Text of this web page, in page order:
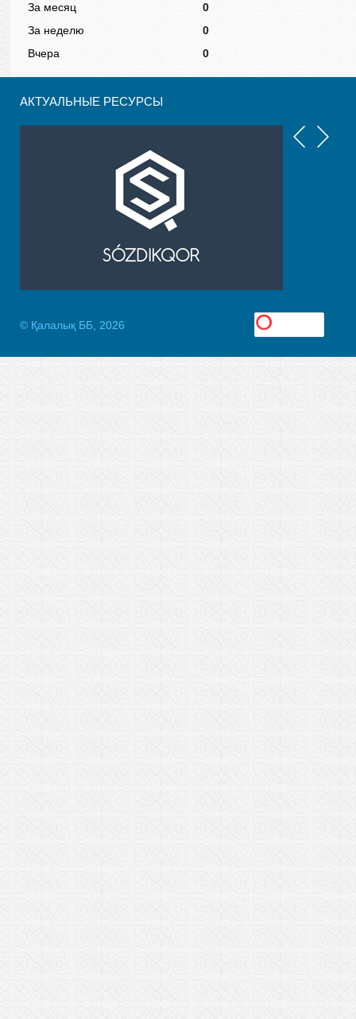
За месяц
0
За неделю
0
Вчера
0
АКТУАЛЬНЫЕ РЕСУРСЫ
© Қалалық ББ, 2026